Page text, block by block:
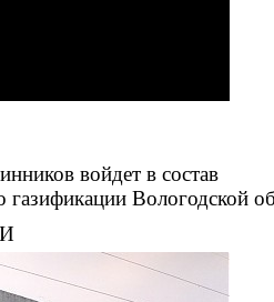
войдет в состав
газификации Вологодской